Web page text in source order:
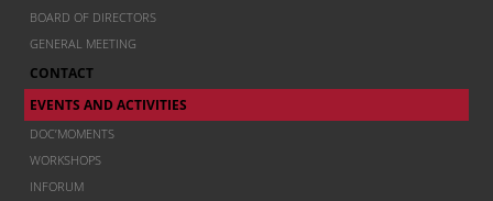
BOARD OF DIRECTORS
GENERAL MEETING
CONTACT
EVENTS AND ACTIVITIES
DOC’MOMENTS
WORKSHOPS
INFORUM